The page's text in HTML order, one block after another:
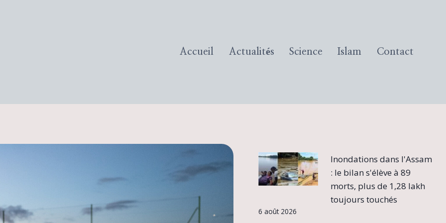
Accueil Actualités Science Islam Contact
Inondations dans l'Assam
: le bilan s'élève à 89
morts, plus de 1,28 lakh
toujours touchés
6 août 2026